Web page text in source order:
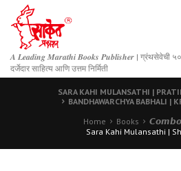
𝑨 𝑳𝒆𝒂𝒅𝒊𝒏𝒈 𝑴𝒂𝒓𝒂𝒕𝒉𝒊 𝑩𝒐𝒐𝒌𝒔 𝑷𝒖𝒃𝒍𝒊𝒔𝒉𝒆𝒓 | ग्रंथसेवेची ५०
दर्जेदार साहित्य आणि उत्तम निर्मिती
SARA KAHI MULANSATHI |
BANDHAWARCHYA BABHALI |
Home
Books
𝘾𝙤𝙢𝙗𝙤𝙨
Sara Kahi Mulansathi |